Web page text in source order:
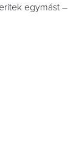
egymást –